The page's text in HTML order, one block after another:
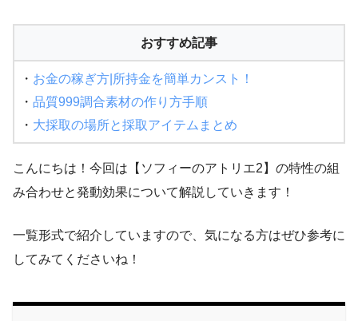
おすすめ記事
・ お金の稼ぎ方|所持金を簡単カンスト！
・ 品質999調合素材の作り方手順
・ 大採取の場所と採取アイテムまとめ
こんにちは！今回は【ソフィーのアトリエ2】の特性の組
み合わせと発動効果について解説していきます！
一覧形式で紹介していますので、気になる方はぜひ参考に
してみてくださいね！